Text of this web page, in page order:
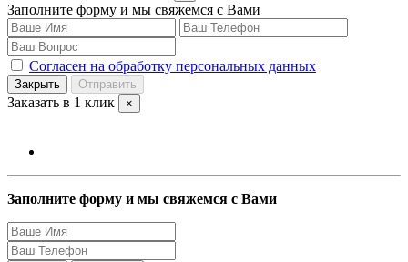
Заполните форму и мы свяжемся с Вами
Согласен на обработку персональных данных
Закрыть Отправить
Заказать в 1 клик ×
Заполните форму и мы свяжемся с Вами